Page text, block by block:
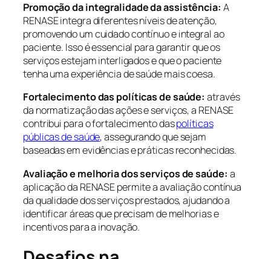
Promoção da integralidade da assistência: A
RENASE integra diferentes níveis de atenção,
promovendo um cuidado contínuo e integral ao
paciente. Isso é essencial para garantir que os
serviços estejam interligados e que o paciente
tenha uma experiência de saúde mais coesa.
Fortalecimento das políticas de saúde: através
da normatização das ações e serviços, a RENASE
contribui para o fortalecimento daspolíticas
públicas de saúde, assegurando que sejam
baseadas em evidências e práticas reconhecidas.
Avaliação e melhoria dos serviços de saúde: a
aplicação da RENASE permite a avaliação contínua
da qualidade dos serviços prestados, ajudando a
identificar áreas que precisam de melhorias e
incentivos para a inovação.